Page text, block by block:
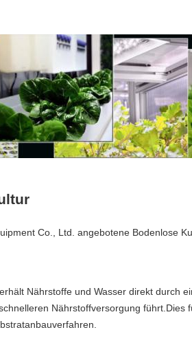
Co., Ltd. angebotene Bodenlose
Nährstoffe und Wasser direkt durch
Nährstoffversorgung führt.Dies